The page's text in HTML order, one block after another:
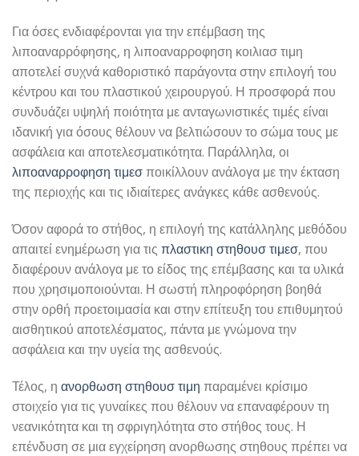
Για όσες ενδιαφέρονται για την επέμβαση της
λιποαναρρόφησης, η λιποαναρροφηση κοιλιασ τιμη
αποτελεί συχνά καθοριστικό παράγοντα στην επιλογή του
κέντρου και του πλαστικού χειρουργού. Η προσφορά που
συνδυάζει υψηλή ποιότητα με ανταγωνιστικές τιμές είναι
ιδανική για όσους θέλουν να βελτιώσουν το σώμα τους με
ασφάλεια και αποτελεσματικότητα. Παράλληλα, οι
λιποαναρροφηση τιμεσποικίλλουν ανάλογα με την έκταση
της περιοχής και τις ιδιαίτερες ανάγκες κάθε ασθενούς.
Όσον αφορά το στήθος, η επιλογή της κατάλληλης μεθόδου
απαιτεί ενημέρωση για τις πλαστικη στηθουσ τιμεσ, που
διαφέρουν ανάλογα με το είδος της επέμβασης και τα υλικά
που χρησιμοποιούνται. Η σωστή πληροφόρηση βοηθά
στην ορθή προετοιμασία και στην επίτευξη του επιθυμητού
αισθητικού αποτελέσματος, πάντα με γνώμονα την
ασφάλεια και την υγεία της ασθενούς.
Τέλος, η ανορθωση στηθουσ τιμη παραμένει κρίσιμο
στοιχείο για τις γυναίκες που θέλουν να επαναφέρουν τη
νεανικότητα και τη σφριγηλότητα στο στήθος τους. Η
επένδυση σε μια εγχείρηση ανορθωσης στηθους πρέπει να